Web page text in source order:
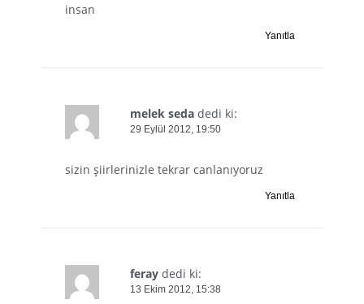
insan
Yanıtla
melek seda dedi ki:
29 Eylül 2012, 19:50
sizin şiirlerinizle tekrar canlanıyoruz
Yanıtla
feray dedi ki:
13 Ekim 2012, 15:38